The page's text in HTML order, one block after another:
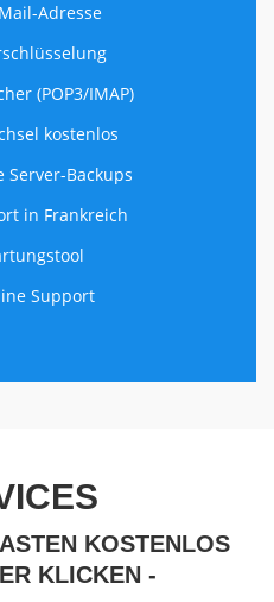
Adresse
(POP3/IMAP)
kostenlos
Backups
in Frankreich
Support
KOSTENLOS
KLICKEN -